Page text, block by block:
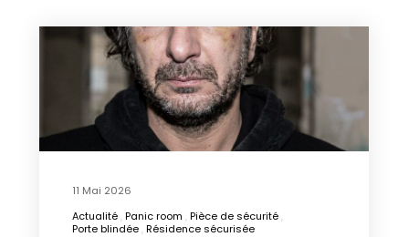
11 Mai 2026
Actualité Panic room Pièce de sécurité
Porte blindée Résidence sécurisée